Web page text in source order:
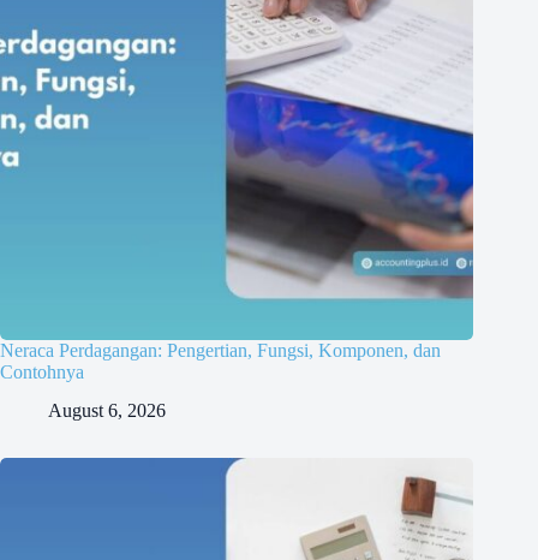
Neraca Perdagangan: Pengertian, Fungsi, Komponen, dan
Contohnya
August 6, 2026